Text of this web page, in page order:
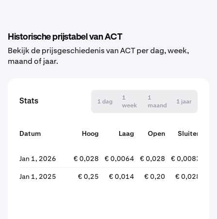
Historische prijstabel van ACT
Bekijk de prijsgeschiedenis van ACT per dag, week,
maand of jaar.
Stats 1 dag
1
week
1
maand
1 jaar
Datum Hoog Laag Open
Sluiten
Jan 1, 2026
€ 0,028 € 0,0064 € 0,028 € 0,0083
Jan 1, 2025 € 0,25 € 0,014 € 0,20 € 0,028